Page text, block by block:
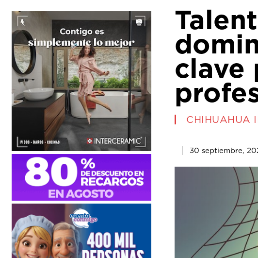
clave
CHIHUAHUA
30 septiembre,